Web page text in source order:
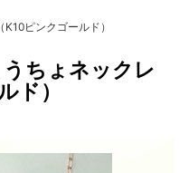
ピンクゴールド）
ちょネックレ
ド）